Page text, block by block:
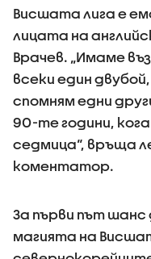
Висшата лига е
лицата на
Врачев. „Имаме
всеки един
спомням едни
90-те години,
седмица“, връща
коментатор.
За първи път
магията на